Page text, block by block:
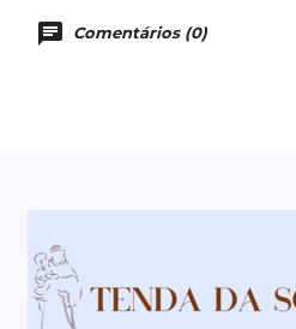
Comentários (0)